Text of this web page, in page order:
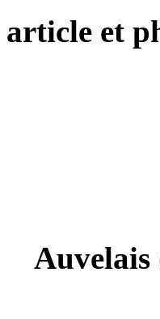
article et
Auvelais